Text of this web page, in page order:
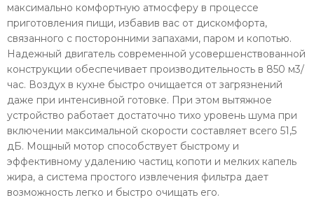
максимально комфортную атмосферу в процессе
приготовления пищи, избавив вас от дискомфорта,
связанного с посторонними запахами, паром и копотью.
Надежный двигатель современной усовершенствованной
конструкции обеспечивает производительность в 850 м3/
час. Воздух в кухне быстро очищается от загрязнений
даже при интенсивной готовке. При этом вытяжное
устройство работает достаточно тихо уровень шума при
включении максимальной скорости составляет всего 51,5
дБ. Мощный мотор способствует быстрому и
эффективному удалению частиц копоти и мелких капель
жира, а система простого извлечения фильтра дает
возможность легко и быстро очищать его.